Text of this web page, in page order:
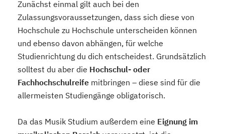
Zunächst einmal gilt auch bei den
Zulassungsvoraussetzungen, dass sich diese von
Hochschule zu Hochschule unterscheiden können
und ebenso davon abhängen, für welche
Studienrichtung du dich entscheidest. Grundsätzlich
solltest du aber die Hochschul- oder
Fachhochschulreife mitbringen – diese sind für die
allermeisten Studiengänge obligatorisch.
Da das Musik Studium außerdem eine Eignung im